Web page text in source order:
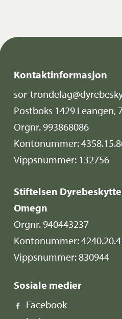
Kontaktinformasjon
sor-
Postboks 1429 Leangen,
Orgnr. 993868086
Kontonummer:
Vippsnummer: 132756
Stiftelsen
Omegn
Orgnr. 940443237
Kontonummer:
Vippsnummer: 830944
Sosiale medier
Facebook